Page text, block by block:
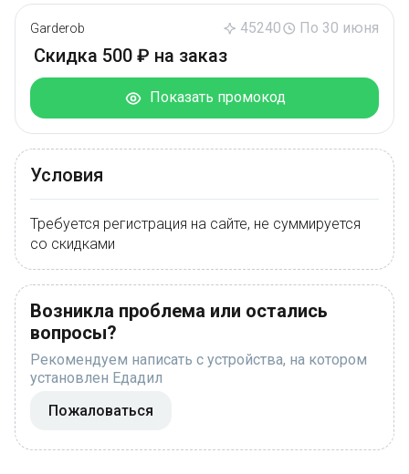
Garderob 45240 По 30 июня
Скидка 500 ₽ на заказ
Показать промокод
Условия
Требуется регистрация на сайте, не суммируется
со скидками
Возникла проблема или остались
вопросы?
Рекомендуем написать с устройства, на котором
установлен Едадил
Пожаловаться